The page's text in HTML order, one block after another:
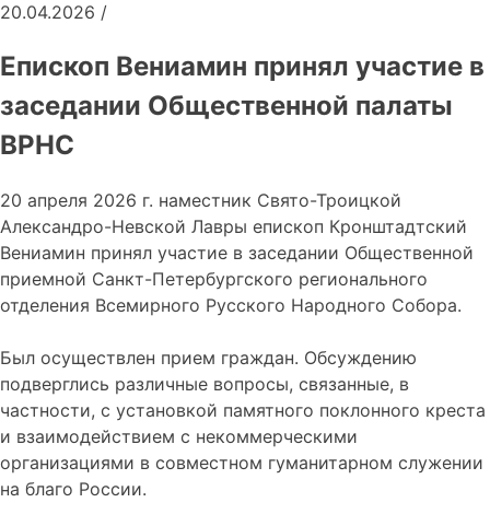
20.04.2026 /
Епископ Вениамин принял участие в
заседании Общественной палаты
ВРНС
20 апреля 2026 г. наместник Свято-Троицкой
Александро-Невской Лавры епископ Кронштадтский
Вениамин принял участие в заседании Общественной
приемной Санкт-Петербургского регионального
отделения Всемирного Русского Народного Собора.
Был осуществлен прием граждан. Обсуждению
подверглись различные вопросы, связанные, в
частности, с установкой памятного поклонного креста
и взаимодействием с некоммерческими
организациями в совместном гуманитарном служении
на благо России.